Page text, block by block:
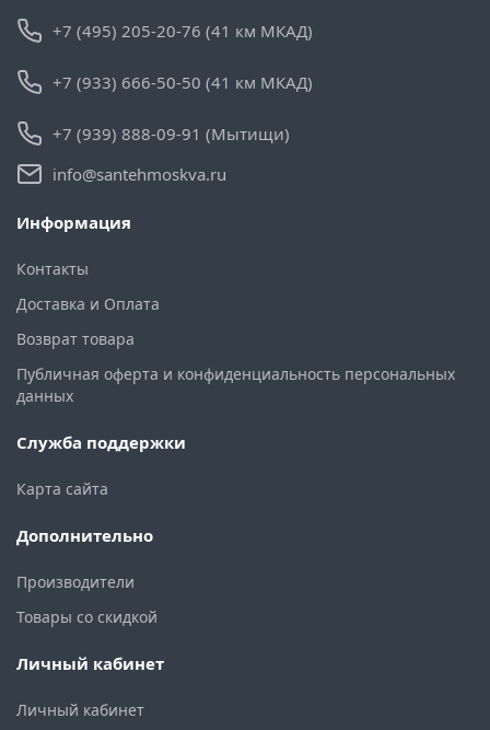
+7 (495) 205-20-76 (41 км МКАД)
+7 (933) 666-50-50 (41 км МКАД)
+7 (939) 888-09-91 (Мытищи)
info@santehmoskva.ru
Информация
Контакты
Доставка и Оплата
Возврат товара
Публичная оферта и конфиденциальность персональных
данных
Служба поддержки
Карта сайта
Дополнительно
Производители
Товары со скидкой
Личный кабинет
Личный кабинет